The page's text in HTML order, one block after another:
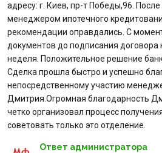
Отзывы
Депозиты юр. лиц
Кредити для бізнеса
Карты
Отделения и банкоматы
адресу: г. Киев, пр-т Победы,96.
менеджером ипотечного
рекомендации оправдались. С
документов до подписания
неделя. Положительное решение
Сделка прошла быстро и успешно
непосредственному участию
Дмитрия.Огромная благодарность
четко организовал процесс
советовать только это отделение.
Ответ администратора